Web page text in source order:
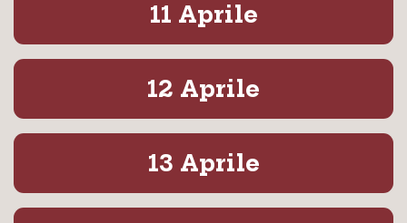
11 Aprile
12 Aprile
13 Aprile